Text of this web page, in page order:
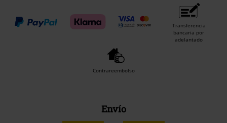
Transferencia
bancaria por
adelantado
Contrareembolso
Envío